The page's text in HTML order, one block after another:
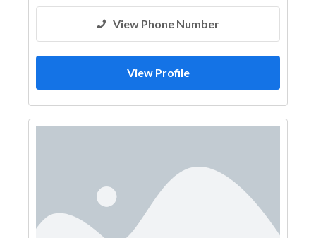
View Phone Number
View Profile